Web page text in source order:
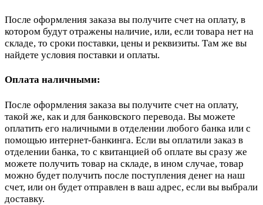
После оформления заказа вы получите счет на оплату, в
котором будут отражены наличие, или, если товара нет на
складе, то сроки поставки, цены и реквизиты. Там же вы
найдете условия поставки и оплаты.
Оплата наличными:
После оформления заказа вы получите счет на оплату,
такой же, как и для банковского перевода. Вы можете
оплатить его наличными в отделении любого банка или с
помощью интернет-банкинга. Если вы оплатили заказ в
отделении банка, то с квитанцией об оплате вы сразу же
можете получить товар на складе, в ином случае, товар
можно будет получить после поступления денег на наш
счет, или он будет отправлен в ваш адрес, если вы выбрали
доставку.